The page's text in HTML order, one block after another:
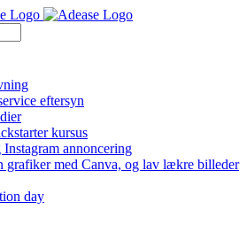
eftersyn
kursus
Instagram annoncering
grafiker med Canva, og lav lækre billeder
day